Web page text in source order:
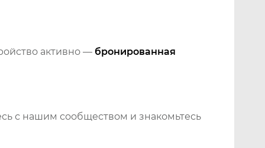
активно — бронированная
с нашим сообществом и знакомьтесь